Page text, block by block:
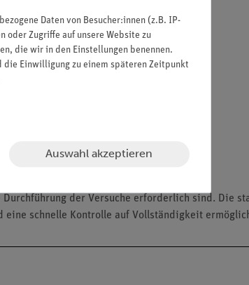
als QR-Code beigelegten digitalen
Experiment.
der Versuche erforderlich sind. Die
eine schnelle Kontrolle auf Vollständigkeit
Daten von Besucher:innen (z.B. IP-
oder Zugriffe auf unsere Website zu
die wir in den Einstellungen benennen.
Einwilligung zu einem späteren Zeitpunkt
Auswahl akzeptieren